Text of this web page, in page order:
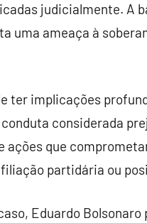
judicialmente. A
uma ameaça à
ter implicações
considerada
ações que
partidária ou
Eduardo